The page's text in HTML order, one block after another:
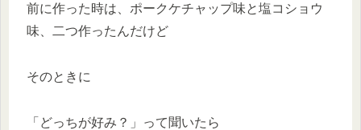
前に作った時は、ポークケチャップ味と塩コショウ
味、二つ作ったんだけど
そのときに
「どっちが好み？」って聞いたら